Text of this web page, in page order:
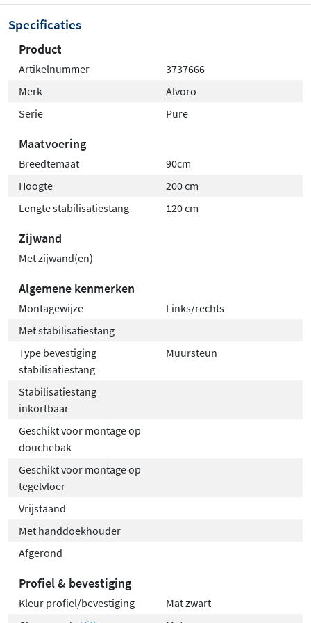
Verkrijgbaar in diverse maten, geschikt voor kleine
en royale badkamers.
Alvoro Pure inloopdouche met zwart profiel en vierkant
raster. Bestel nu en breng industrieel design naar je
badkamer!
Specificaties
Product
Artikelnummer
3737666
Merk
Alvoro
Serie
Pure
Maatvoering
Breedtemaat
90cm
Hoogte
200 cm
Lengte stabilisatiestang
120 cm
Zijwand
Met zijwand(en)
Algemene kenmerken
Montagewijze
Links/rechts
Met stabilisatiestang
Type bevestiging
stabilisatiestang
Muursteun
Stabilisatiestang
inkortbaar
Geschikt voor montage op
douchebak
Geschikt voor montage op
tegelvloer
Vrijstaand
Met handdoekhouder
Afgerond
Profiel & bevestiging
Kleur profiel/bevestiging
Mat zwart